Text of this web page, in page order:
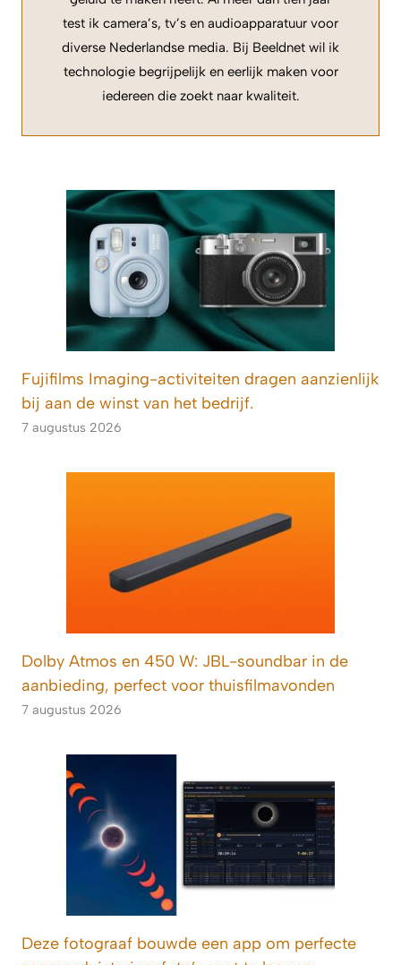
test ik camera’s, tv’s en audioapparatuur voor
diverse Nederlandse media. Bij Beeldnet wil ik
technologie begrijpelijk en eerlijk maken voor
iedereen die zoekt naar kwaliteit.
Fujifilms Imaging-activiteiten dragen aanzienlijk
bij aan de winst van het bedrijf.
7 augustus 2026
Dolby Atmos en 450 W: JBL-soundbar in de
aanbieding, perfect voor thuisfilmavonden
7 augustus 2026
Deze fotograaf bouwde een app om perfecte